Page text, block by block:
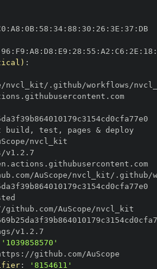
: A8 : 0B: 58 : 34: 88 : 30 : 26 : 3E : 37 :
DB
96 : F9 : A8 : D8 : E9 : 28 : 55 : A2 : C6 : 2E : 18 :
:
//token.actions.githubusercontent.com
build , test ,
//token.actions.githubusercontent.com
'1039858570'
:
: '8154611'